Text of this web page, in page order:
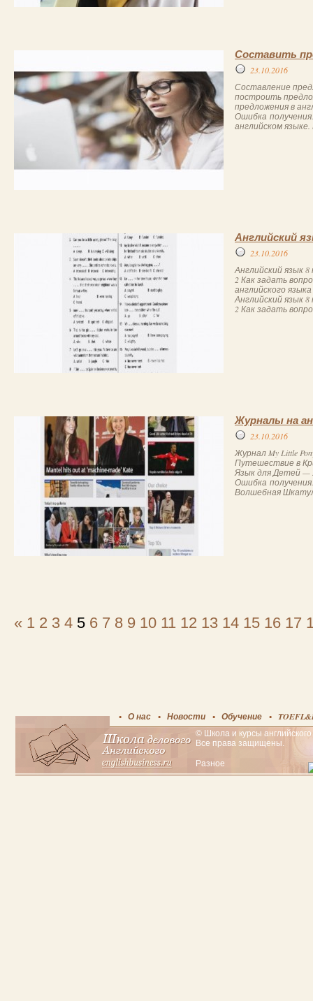
Составить
23.10.2016
Составление
построить
предложения в
Ошибка
английском
Английский
23.10.2016
Английский язык 8
2 Как задать
английского
Английский язык 8
2 Как задать
Журналы на
23.10.2016
Журнал My Little
Путешествие в
Язык для Детей —
Ошибка получения.
Волшебная
« 1 2 3 4 5 6 7 8 9 10 11 12 13 14 15 16 17
О нас Новости Обучение
© Школа и курсы
Все права защищены.
Разное